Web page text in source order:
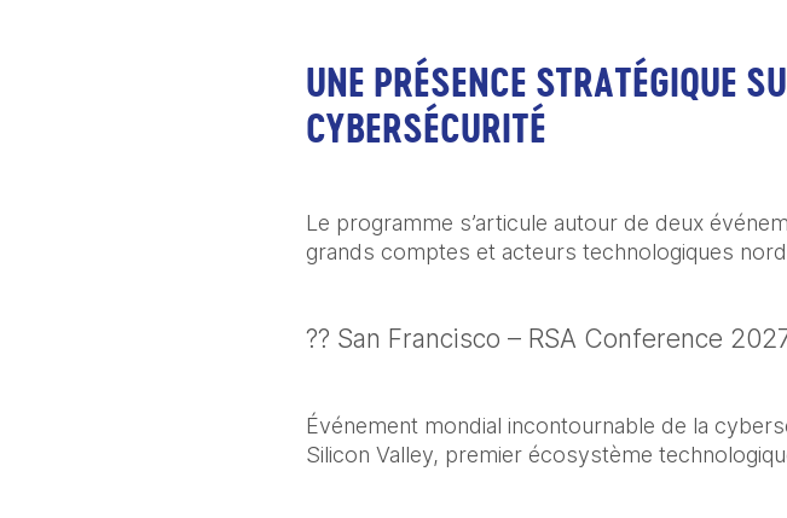
UNE PRÉSENCE STRATÉGIQUE
CYBERSÉCURITÉ
Le programme s’articule autour de deux
grands comptes et acteurs technologiques
?? San Francisco – RSA Conference
Événement mondial incontournable de la
Silicon Valley, premier écosystème